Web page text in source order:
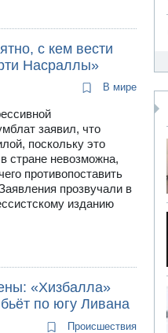
с кем вести
Насраллы»
В мире
заявил, что
поскольку это
стране невозможна,
противопоставить
прозвучали в
изданию
«Хизбалла»
по югу Ливана
Происшествия